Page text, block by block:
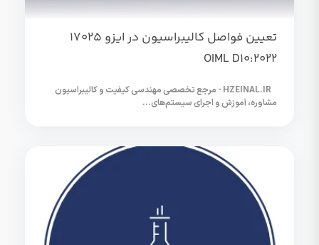
تعیین فواصل کالیبراسیون در ایزو 17025
OIML D10:2022
HZEINAL.IR - مرجع تخصصی مهندسی کیفیت و کالیبراسیون
مشاوره، آموزش و اجرای سیستم‌های...